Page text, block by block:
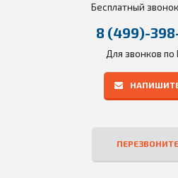
Бесплатный
8 (499)-
Для звонков по